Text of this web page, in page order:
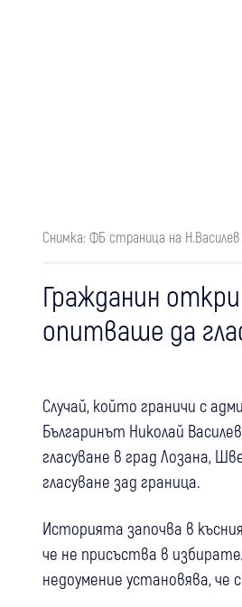
Снимка: ФБ страница на Н.Василев
Гражданин
опитваше да
Случай, който граничи с
Българинът Николай
гласуване в град Лозана,
гласуване зад граница.
Историята започва в
че не присъства в
недоумение установява,